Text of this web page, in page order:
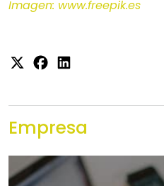
Imagen: www.freepik.es
Empresa